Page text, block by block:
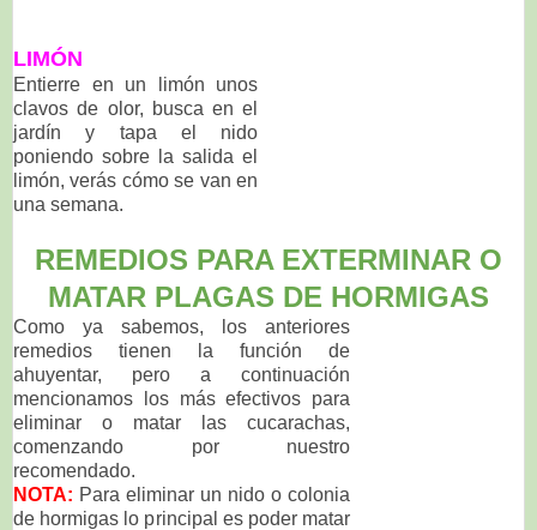
LIMÓN
Entierre en un limón unos
clavos de olor, busca en el
jardín y tapa el nido
poniendo sobre la salida el
limón, verás cómo se van en
una semana.
REMEDIOS PARA EXTERMINAR O
MATAR PLAGAS DE HORMIGAS
Como ya sabemos, los anteriores
remedios tienen la función de
ahuyentar, pero a continuación
mencionamos los más efectivos para
eliminar o matar las cucarachas,
comenzando por nuestro
recomendado.
NOTA: Para eliminar un nido o colonia
de hormigas lo principal es poder matar